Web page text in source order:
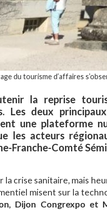
du tourisme d’affaires
la reprise
Les deux
une plateforme
les acteurs
Franche-Comté
la crise sanitaire, mais
misent sur la
Dijon Congrexpo et